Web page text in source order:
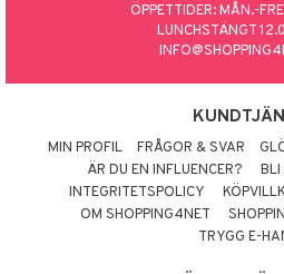
ÖPPETTIDER: MÅN.-
LUNCHSTÄNGT
MIN PROFIL FRÅGOR & SVAR
ÄR DU EN INFLUENCER?
BLI
INTEGRITETSPOLICY
OM SHOPPING4NET
TRYGG E-